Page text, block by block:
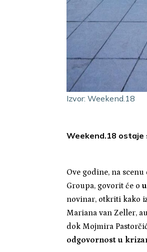
Izvor: Weekend.18
Weekend.18 ostaje
Ove godine, na scenu
Groupa, govorit će o
novinar, otkriti kako
Mariana van Zeller,
dok Mojmira
odgovornost u